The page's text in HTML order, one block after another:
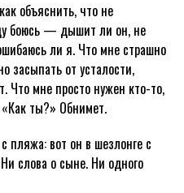
объяснить, что не
боюсь — дышит ли он, не
ли я. Что мне страшно
засыпать от усталости,
Что мне просто нужен кто-то,
ты?» Обнимет.
вот он в шезлонге с
слова о сыне. Ни одного